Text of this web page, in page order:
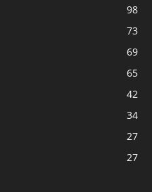
98
73
69
65
42
34
27
27